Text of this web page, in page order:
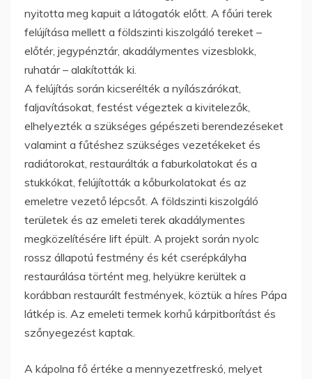
nyitotta meg kapuit a látogatók előtt. A főúri terek
felújítása mellett a földszinti kiszolgáló tereket –
előtér, jegypénztár, akadálymentes vizesblokk,
ruhatár – alakították ki.
A felújítás során kicserélték a nyílászárókat,
faljavításokat, festést végeztek a kivitelezők,
elhelyezték a szükséges gépészeti berendezéseket
valamint a fűtéshez szükséges vezetékeket és
radiátorokat, restaurálták a faburkolatokat és a
stukkókat, felújították a kőburkolatokat és az
emeletre vezető lépcsőt. A földszinti kiszolgáló
területek és az emeleti terek akadálymentes
megközelítésére lift épült. A projekt során nyolc
rossz állapotú festmény és két cserépkályha
restaurálása történt meg, helyükre kerültek a
korábban restaurált festmények, köztük a híres Pápa
látkép is. Az emeleti termek korhű kárpitborítást és
szőnyegezést kaptak.
A kápolna fő értéke a mennyezetfreskó, melyet